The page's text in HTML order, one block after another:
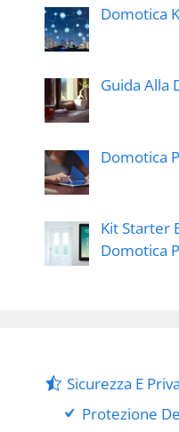
Domotica
Guida Alla
Domotica
Kit Starter
Domotica
Sicurezza E
Protezione